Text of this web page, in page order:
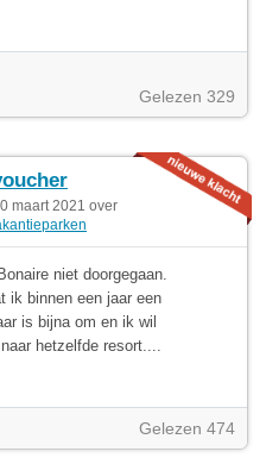
Gelezen 329
maart 2021 over
niet doorgegaan.
ik binnen een jaar een
is bijna om en ik wil
hetzelfde resort....
Gelezen 474